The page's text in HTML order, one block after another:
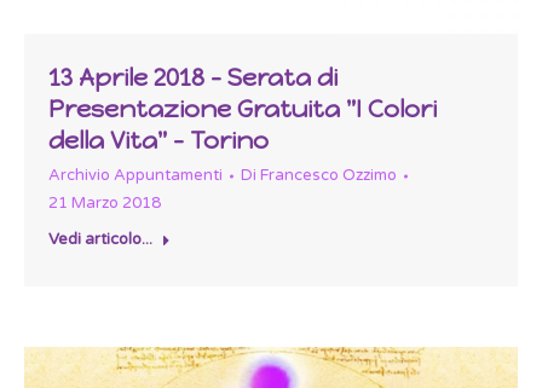
13 Aprile 2018 – Serata di
Presentazione Gratuita "I Colori
della Vita" – Torino
Archivio Appuntamenti Di Francesco Ozzimo
21 Marzo 2018
Vedi articolo...